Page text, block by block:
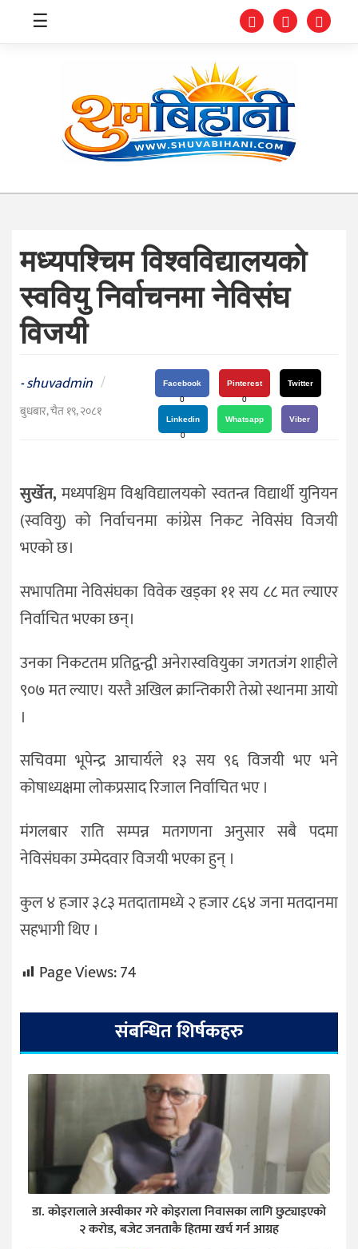
स्वास्थ्य
संघीय
प्रविधि
जीवनशैली
दर्शन
/
संस्कृति
राजनीति
☰
मध्यपश्चिम विश्वविद्यालयको
स्ववियु निर्वाचनमा नेविसंघ
विजयी
-shuvadmin /
बुधबार, चैत १९, २०८१
Facebook
0
Pinterest
0
Twitter
Linkedin
0
Whatsapp Viber
सुर्खेत,मध्यपश्चिम विश्वविद्यालयको स्वतन्त्र विद्यार्थी युनियन
(स्ववियु) को निर्वाचनमा कांग्रेस निकट नेविसंघ विजयी
भएको छ।
‎‎सभापतिमा नेविसंघका विवेक खड्का ११ सय ८८ मत ल्याएर
निर्वाचित भएका छन्।
उनका निकटतम प्रतिद्वन्द्वी अनेरास्ववियुका जगतजंग शाहीले
९०७ मत ल्याए। ‎‎यस्तै अखिल क्रान्तिकारी तेस्रो स्थानमा आयो
।‎
‎‎सचिवमा भूपेन्द्र आचार्यले १३ सय ९६ विजयी भए भने
कोषाध्यक्षमा लोकप्रसाद रिजाल निर्वाचित भए ।
‎‎मंगलबार राति सम्पन्न मतगणना अनुसार सबै पदमा
नेविसंघका उम्मेदवार विजयी भएका हुन् ।
‎‎‎कुल ४ हजार ३८३ मतदातामध्ये २ हजार ८६४ जना मतदानमा
सहभागी थिए ।
Page Views:74
संबन्धित शिर्षकहरु
डा. कोइरालाले अस्वीकार गरे कोइराला निवासका लागि छुट्याइएको
२ करोड, बजेट जनताकै हितमा खर्च गर्न आग्रह